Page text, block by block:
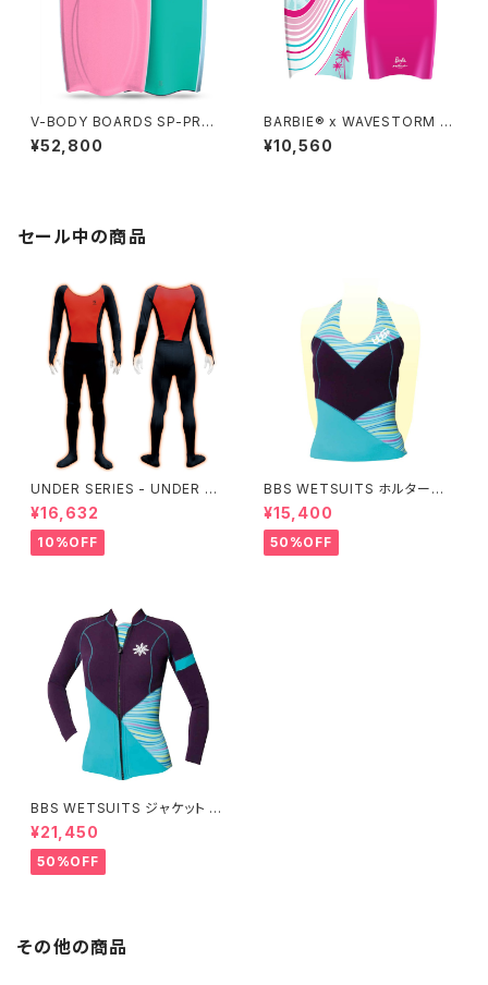
V-BODY BOARDS SP-PRO I
X 2026モデル - サクラピンク
¥52,800
BARBIE® x WAVESTORM 3
6in Bodyboard
¥10,560
セール中の商品
UNDER SERIES - UNDER pe
rformance ALL+即暖
¥16,632
10%OFF
BBS WETSUITS ホルターネッ
クベスト 2mm【アウトレット】
¥15,400
50%OFF
BBS WETSUITS ジャケット 2
mm【アウトレット】
¥21,450
50%OFF
その他の商品